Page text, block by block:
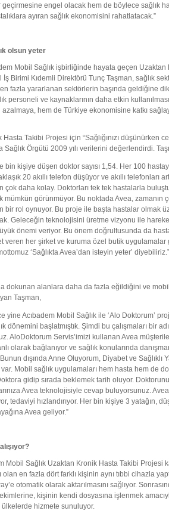
geçirmesine engel olacak hem de böylece sağlık
ayıran sağlık ekonomisini rahatlatacak.”
olsun yeter
Mobil Sağlık işbirliğinde hayata geçen
İş Birimi Kıdemli Direktörü Tunç Taşman, sağlık
fazla yararlanan sektörlerin başında geldiğine
personeli ve kaynaklarının daha etkin
hem de Türkiye ekonomisine katkı
Hasta Takibi Projesi için “Sağlığınızı düşünürken
Sağlık Örgütü 2009 yılı verilerini değerlendirdi.
bin kişiye düşen doktor sayısı 1,54. Her 100
20 akıllı telefon düşüyor ve akıllı telefonları
çok daha kolay. Doktorları tek tek hastalarla
mümkün görünmüyor. Bu noktada Avea, zamanın
bir rol oynuyor. Bu proje ile başta hastalar olmak
Geleceğin teknolojisini üretme vizyonu ile
önemi veriyor. Bu önem doğrultusunda da
veren her şirket ve kuruma özel butik
‘Sağlıkta Avea’dan isteyin yeter’ diyebiliriz.”
dokunan alanlara daha da fazla eğildiğini ve
Taşman,
yine Acıbadem Mobil Sağlık ile ‘Alo Doktorum’
dönemini başlatmıştık. Şimdi bu çalışmaları bir
AloDoktorum Servis’imizi kullanan Avea
olarak bağlanıyor ve sağlık konularında
dışında Anne Oluyorum, Diyabet ve Sağlıklı
Mobil sağlık uygulamaları hem hasta hem de
gidip sırada beklemek tarih oluyor.
Avea teknolojisiyle cevap buluyorsunuz.
tedaviyi hızlandırıyor. Her bin kişiye 3 yatağın,
Avea geliyor.”
Mobil Sağlık Uzaktan Kronik Hasta Takibi Projesi
olan en fazla dört farklı kişinin aynı tıbbi cihazla
otomatik olarak aktarılmasını sağlıyor.
kişinin kendi dosyasına işlenmek
ülkelerde hizmete sunuluyor.